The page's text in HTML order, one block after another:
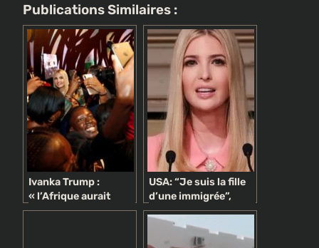
Publications Similaires :
Ivanka Trump :
« l’Afrique aurait
inspiré mon père »
USA: “Je suis la fille
d’une immigrée”,
Ivanka Trump donne
une leçon à son père